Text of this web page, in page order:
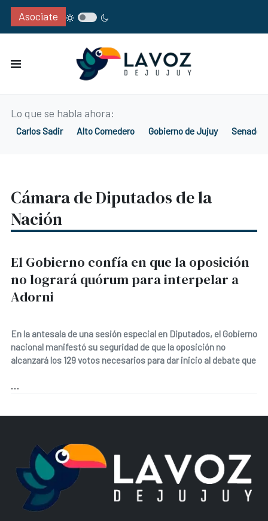
Asociate
Lo que se habla ahora:
Carlos Sadir Alto Comedero Gobierno de Jujuy Senado
Cámara de Diputados de la
Nación
El Gobierno confía en que la oposición
no logrará quórum para interpelar a
Adorni
En la antesala de una sesión especial en Diputados, el Gobierno
nacional manifestó su seguridad de que la oposición no
alcanzará los 129 votos necesarios para dar inicio al debate que
...